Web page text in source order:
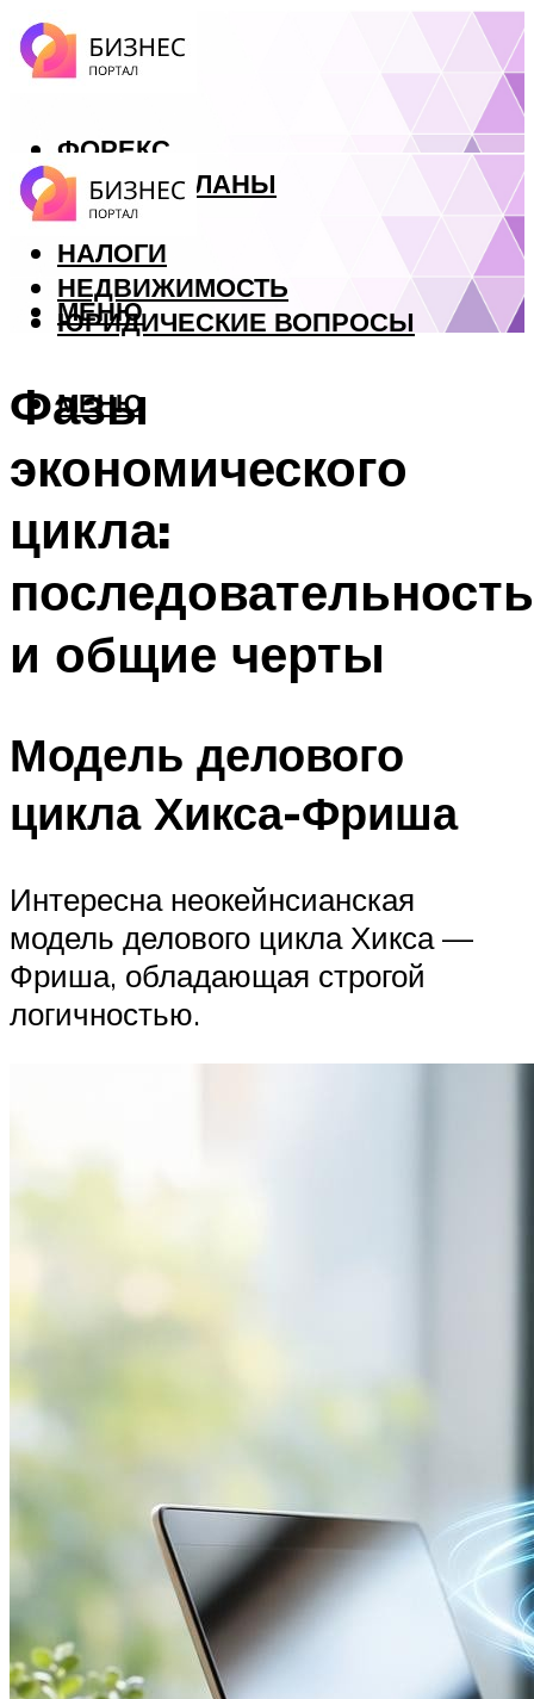
ФОРЕКС
БИЗНЕС ПЛАНЫ
КРЕДИТЫ
НАЛОГИ
НЕДВИЖИМОСТЬ
ЮРИДИЧЕСКИЕ ВОПРОСЫ
МЕНЮ
МЕНЮ
Фазы
экономического
цикла:
последовательность
и общие черты
Модель делового
цикла Хикса-Фриша
Интересна неокейнсианская
модель делового цикла Хикса —
Фриша, обладающая строгой
логичностью.